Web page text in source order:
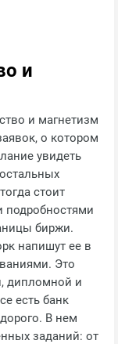
и
о котором
увидеть
стоит
подробностями
биржи.
напишут ее в
Это
дипломной и
есть банк
В нем
заданий: от